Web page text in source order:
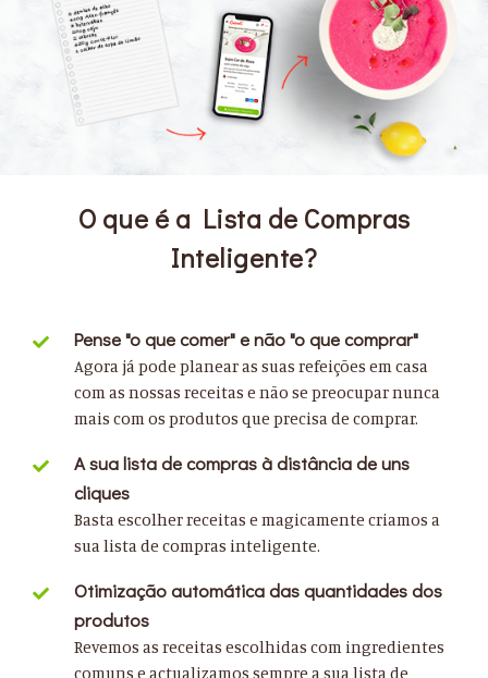
O que é a Lista de Compras
Inteligente?
Pense "o que comer" e não "o que comprar"
Agora já pode planear as suas refeições em casa
com as nossas receitas e não se preocupar nunca
mais com os produtos que precisa de comprar.
A sua lista de compras à distância de uns
cliques
Basta escolher receitas e magicamente criamos a
sua lista de compras inteligente.
Otimização automática das quantidades dos
produtos
Revemos as receitas escolhidas com ingredientes
comuns e actualizamos sempre a sua lista de